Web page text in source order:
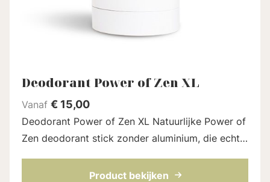
Deodorant Power of Zen XL
Vanaf € 15,00
Deodorant Power of Zen XL Natuurlijke Power of
Zen deodorant stick zonder aluminium, die echt
natriumbicarbonaat en nog meer fijne
Product bekijken